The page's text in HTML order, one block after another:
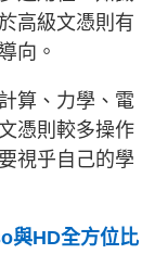
高級文憑則有
向。
算、力學、電
憑則較多操作
視乎自己的學
與HD全方位比